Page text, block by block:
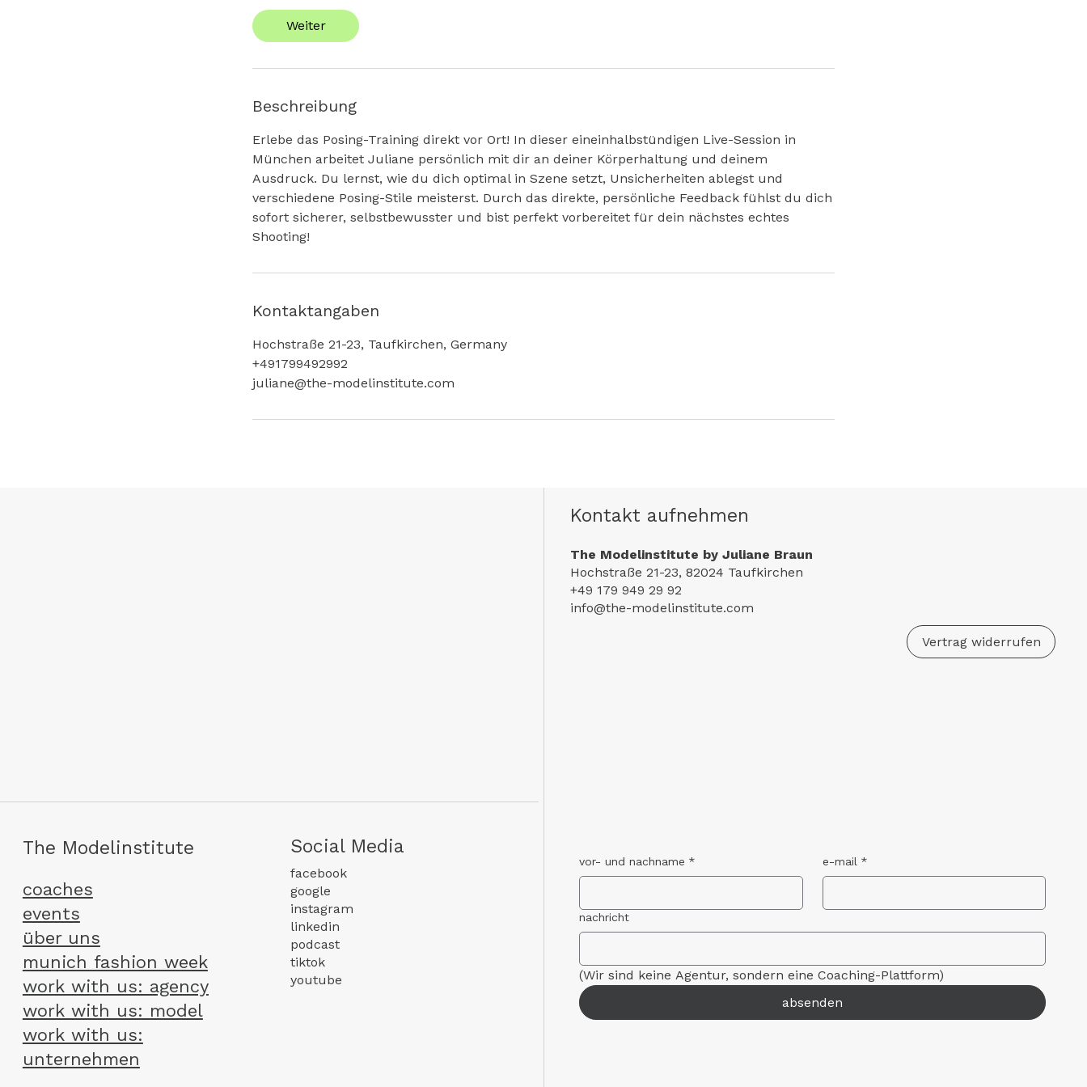
d
3
n
.
Weiter
Beschreibung
Erlebe das Posing-Training direkt vor Ort! In dieser eineinhalbstündigen Live-Session in
München arbeitet Juliane persönlich mit dir an deiner Körperhaltung und deinem
Ausdruck. Du lernst, wie du dich optimal in Szene setzt, Unsicherheiten ablegst und
verschiedene Posing-Stile meisterst. Durch das direkte, persönliche Feedback fühlst du dich
sofort sicherer, selbstbewusster und bist perfekt vorbereitet für dein nächstes echtes
Shooting!
Kontaktangaben
Hochstraße 21-23, Taufkirchen, Germany
+491799492992
juliane@the-modelinstitute.com
Kontakt aufnehmen
The Modelinstitute by Juliane Braun
Hochstraße 21-23, 82024 Taufkirchen
+49 179 949 29 92
info@the-modelinstitute.com
Vertrag widerrufen
The Modelinstitute
coaches
events
über uns
munich fashion week
work with us: agency
work with us: model
work with us:
unternehmen
Social Media
facebook
google
instagram
linkedin
podcast
tiktok
youtube
vor- und nachname * e-mail *
nachricht
(Wir sind keine Agentur, sondern eine Coaching-Plattform)
absenden